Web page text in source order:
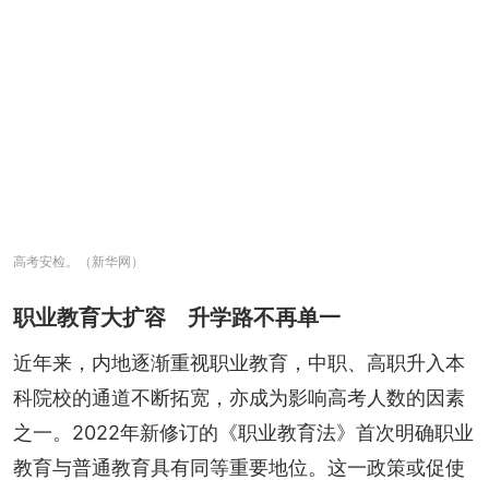
高考安检。（新华网）
职业教育大扩容 升学路不再单一
近年来，内地逐渐重视职业教育，中职、高职升入本
科院校的通道不断拓宽，亦成为影响高考人数的因素
之一。2022年新修订的《职业教育法》首次明确职业
教育与普通教育具有同等重要地位。这一政策或促使